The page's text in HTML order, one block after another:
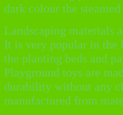
dark colour the
Landscaping materials
It is very popular in the
the planting beds and
Playground toys are
durability without any
manufactured from